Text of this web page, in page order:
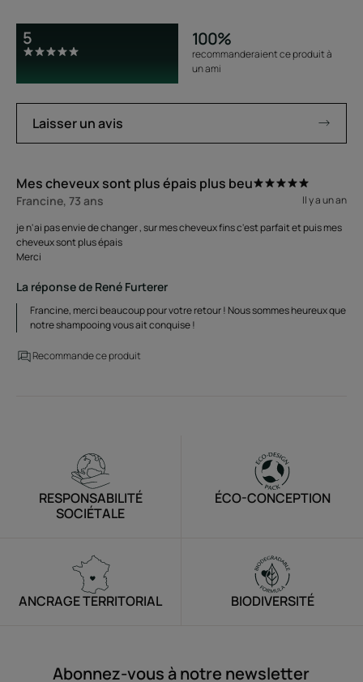
5 100%
recommanderaient ce produit à
un ami
Laisser un avis
Mes cheveux sont plus épais plus beu
Francine, 73 ans
Il y a un an
je n'ai pas envie de changer , sur mes cheveux fins c'est parfait et puis mes
cheveux sont plus épais
Merci
La réponse de René Furterer
Francine, merci beaucoup pour votre retour ! Nous sommes heureux que
notre shampooing vous ait conquise !
Recommande ce produit
RESPONSABILITÉ
SOCIÉTALE
ÉCO-CONCEPTION
ANCRAGE TERRITORIAL BIODIVERSITÉ
Abonnez-vous à notre newsletter